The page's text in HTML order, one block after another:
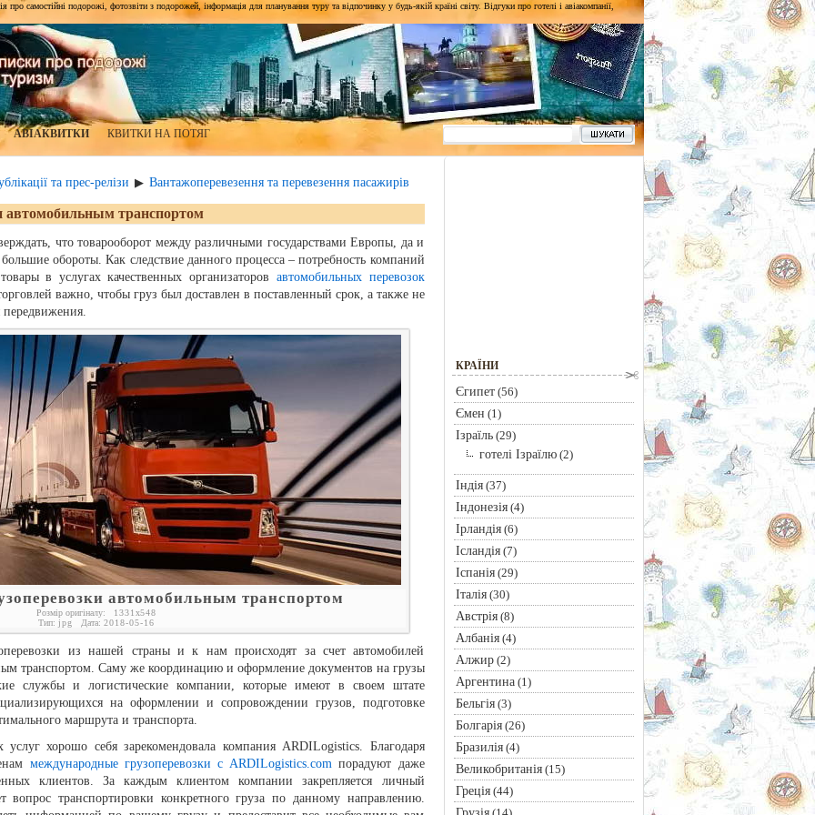
самостійні подорожі, фотозвіти з подорожей, інформація для планування туру та відпочинку у будь-якій країні світу. Відгуки про готелі і авіакомпанії,
АВІАКВИТКИ КВИТКИ НА ПОТЯГ
та прес-релізи ▶ Вантажоперевезення та перевезення пасажирів
автомобильным транспортом
что товарооборот между различными государствами Европы, да и
обороты. Как следствие данного процесса – потребность компаний
в услугах качественных организаторов автомобильных перевозок
важно, чтобы груз был доставлен в поставленный срок, а также не
автомобильным транспортом
Розмір оригіналу: 1331 x548
Тип: jpg Дата: 2018-05-16
из нашей страны и к нам происходят за счет автомобилей
транспортом. Саму же координацию и оформление документов на грузы
службы и логистические компании, которые имеют в своем штате
на оформлении и сопровождении грузов, подготовке
маршрута и транспорта.
хорошо себя зарекомендовала компания ARDILogistics. Благодаря
международные грузоперевозки с ARDILogistics.com порадуют даже
клиентов. За каждым клиентом компании закрепляется личный
вопрос транспортировки конкретного груза по данному направлению.
КРАЇНИ
Єгипет(56)
Ємен (1)
Ізраїль(29)
готелі Ізраїлю(2)
Індія(37)
Індонезія(4)
Ірландія(6)
Ісландія(7)
Іспанія(29)
Італія(30)
Австрія(8)
Албанія(4)
Алжир(2)
Аргентина(1)
Бельгія(3)
Болгарія(26)
Бразилія(4)
Великобританія(15)
Греція(44)